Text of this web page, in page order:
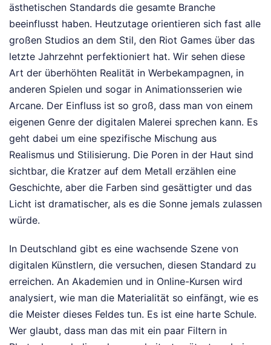
ästhetischen Standards die gesamte Branche
beeinflusst haben. Heutzutage orientieren sich fast alle
großen Studios an dem Stil, den Riot Games über das
letzte Jahrzehnt perfektioniert hat. Wir sehen diese
Art der überhöhten Realität in Werbekampagnen, in
anderen Spielen und sogar in Animationsserien wie
Arcane. Der Einfluss ist so groß, dass man von einem
eigenen Genre der digitalen Malerei sprechen kann. Es
geht dabei um eine spezifische Mischung aus
Realismus und Stilisierung. Die Poren in der Haut sind
sichtbar, die Kratzer auf dem Metall erzählen eine
Geschichte, aber die Farben sind gesättigter und das
Licht ist dramatischer, als es die Sonne jemals zulassen
würde.
In Deutschland gibt es eine wachsende Szene von
digitalen Künstlern, die versuchen, diesen Standard zu
erreichen. An Akademien und in Online-Kursen wird
analysiert, wie man die Materialität so einfängt, wie es
die Meister dieses Feldes tun. Es ist eine harte Schule.
Wer glaubt, dass man das mit ein paar Filtern in